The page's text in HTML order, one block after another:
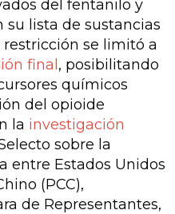
del fentanilo y
su lista de sustancias
se limitó a
final , posibilitando
químicos
del opioide
la investigación
sobre la
entre Estados Unidos
(PCC),
de Representantes,